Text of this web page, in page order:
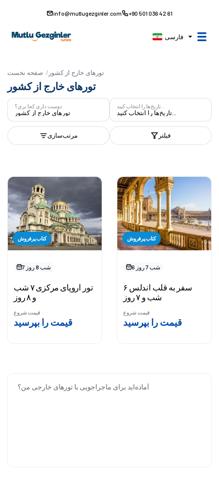
info@mutlugezginler.com +90 501 036 42 61
فارسی
صفحه نخست تورهای خارج از کشور
تورهای خارج از کشور
دوست داری کجا بری؟
تورهای خارج از کشور
مرتب‌سازی فیلتر
کتاب پرفروش
7 شب 8 روز
تور اروپای مرکزی ۷ شب
و ۸ روز
قیمت شروع
قیمت را بپرسید
کتاب پرفروش
6 شب 7 روز
سفر به قلب اندلس ۶
شب و ۷ روز
قیمت شروع
قیمت را بپرسید
آماده‌اید برای ماجراجویی با تورهای خارجی من؟